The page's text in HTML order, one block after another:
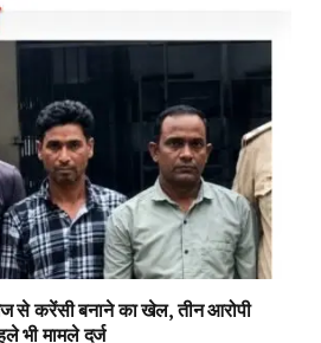
करेंसी बनाने का खेल, तीन आरोपी
भी मामले दर्ज